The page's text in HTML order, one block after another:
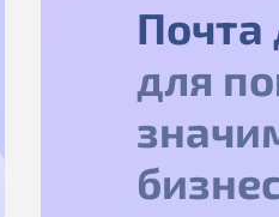
Почта
для